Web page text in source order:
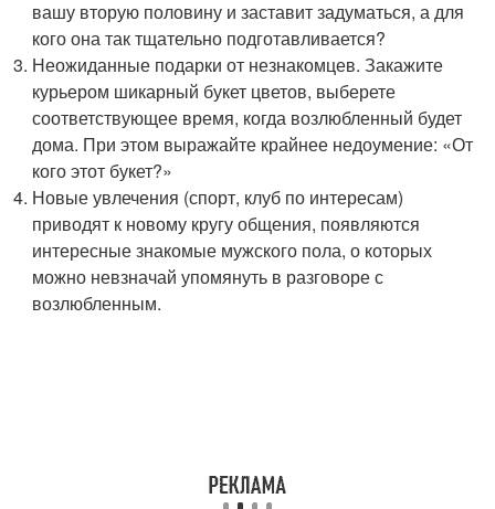
вашу вторую половину и заставит задуматься, а для
кого она так тщательно подготавливается?
Неожиданные подарки от незнакомцев. Закажите
курьером шикарный букет цветов, выберете
соответствующее время, когда возлюбленный будет
дома. При этом выражайте крайнее недоумение: «От
кого этот букет?»
Новые увлечения (спорт, клуб по интересам)
приводят к новому кругу общения, появляются
интересные знакомые мужского пола, о которых
можно невзначай упомянуть в разговоре с
возлюбленным.